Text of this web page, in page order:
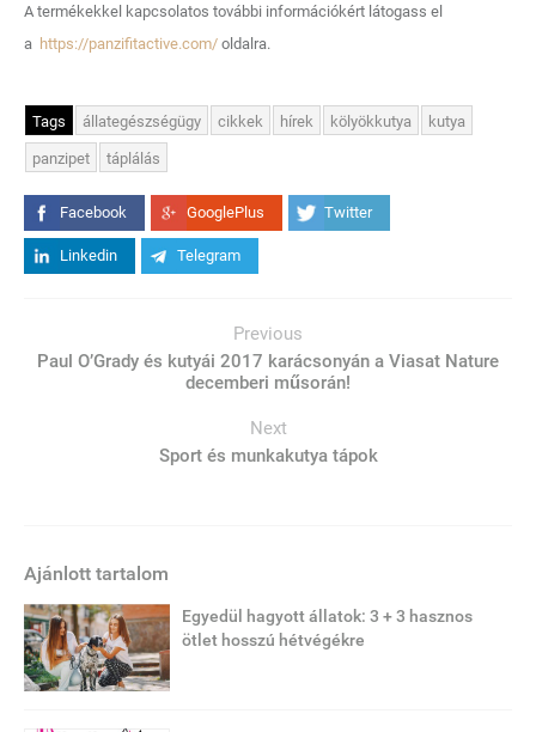
A termékekkel kapcsolatos további információkért látogass el
a https://panzifitactive.com/ oldalra.
Tags állategészségügy cikkek hírek kölyökkutya kutya
panzipet táplálás
Facebook GooglePlus Twitter
Linkedin Telegram
Previous
Paul O’Grady és kutyái 2017 karácsonyán a Viasat Nature
decemberi műsorán!
Next
Sport és munkakutya tápok
Ajánlott tartalom
Egyedül hagyott állatok: 3 + 3 hasznos
ötlet hosszú hétvégékre